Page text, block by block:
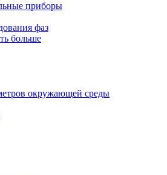
приборы
фаз
окружающей среды